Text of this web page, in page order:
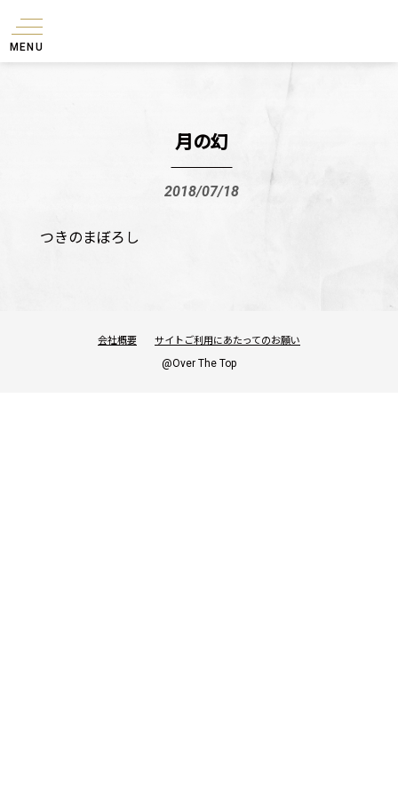
MENU
月の幻
2018/07/18
つきのまぼろし
会社概要 サイトご利用にあたってのお願い
@Over The Top